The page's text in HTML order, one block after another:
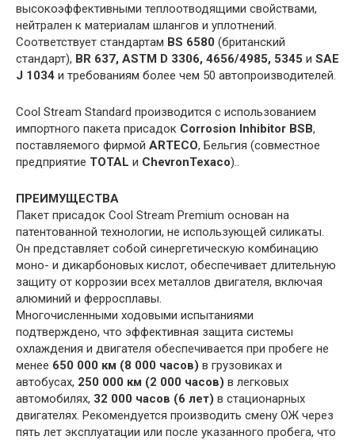
высокоэффективными теплоотводящими свойствами,
нейтрален к материалам шлангов и уплотнений.
Соответствует стандартам BS 6580 (британский
стандарт), BR 637, ASTM D 3306, 4656/4985, 5345 и SAE
J 1034 и требованиям более чем 50 автопроизводителей.
Cool Stream Standard производится с использованием
импортного пакета присадок Corrosion Inhibitor BSB,
поставляемого фирмой ARTECO, Бельгия (совместное
предприятие TOTAL и ChevronTexaco)..
ПРЕИМУЩЕСТВА
Пакет присадок Cool Stream Premium основан на
патентованной технологии, не использующей силикаты.
Он представляет собой синергетическую комбинацию
моно- и дикарбоновых кислот, обеспечивает длительную
защиту от коррозии всех металлов двигателя, включая
алюминий и ферросплавы.
Многочисленными ходовыми испытаниями
подтверждено, что эффективная защита системы
охлаждения и двигателя обеспечивается при пробеге не
менее 650 000 км (8 000 часов) в грузовиках и
автобусах, 250 000 км (2 000 часов) в легковых
автомобилях, 32 000 часов (6 лет) в стационарных
двигателях. Рекомендуется производить смену ОЖ через
пять лет эксплуатации или после указанного пробега, что